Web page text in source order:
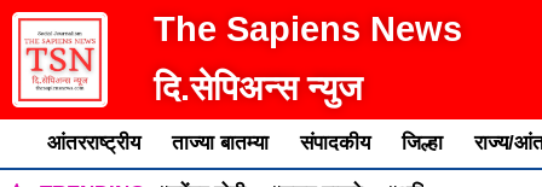
The Sapiens News
दि.सेपिअन्स न्युज
आंतरराष्ट्रीय ताज्या बातम्या संपादकीय जिल्हा राज्य/